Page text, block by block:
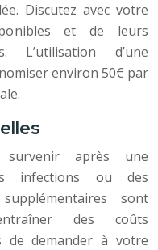
Discutez avec votre
et de leurs
L’utilisation d’une
environ 50€ par
survenir après une
infections ou des
sont
des coûts
de demander à votre